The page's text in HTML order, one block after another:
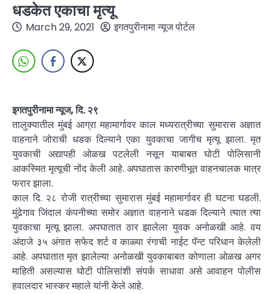
धडकेत एकाचा मृत्यू
March 29, 2021 इगतपुरीनामा न्यूज पोर्टल
इगतपुरीनामा न्यूज, दि. २९
तालुक्यातील मुंबई आग्रा महामार्गावर काल मध्यरात्रीच्या सुमारास अज्ञात
वाहनाने जोराची धडक दिल्याने एका युवकाचा जागीच मृत्यू झाला. मृत
युवकाची अद्यापही ओळख पटलेली नसून याबाबत घोटी पोलिसानी
आकस्मित मृत्यूची नोंद केली आहे. अपघातास कारणीभूत वाहनचालक मात्र
फरार झाला.
काल दि. २८ रोजी रात्रीच्या सुमारास मुंबई महामार्गावर ही घटना घडली.
मुंढेगाव जिंदाल कंपनीच्या समोर अज्ञात वाहनाने धडक दिल्याने त्यात त्या
युवकाचा मृत्यू झाला. अपघातात ठार झालेला युवक अनोळखी आहे. वय
अंदाजे ३५ अंगात सफेद शर्ट व काळ्या रंगाची नाईट पॅन्ट परिधान केलेली
आहे. अपघातात मृत झालेल्या अनोळखी युवकाबाबत कोणाला ओळख अगर
माहिती असल्यास घोटी पोलिसांशी संपर्क साधावा असे आवाहन पोलीस
हवालदार भास्कर महाले यांनी केले आहे.